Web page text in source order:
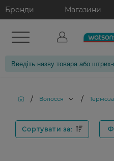
Бренди Магазини
/ Волосся /
Сортувати за: